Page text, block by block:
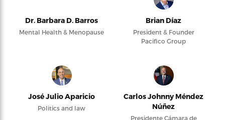
Dr. Barbara D. Barros
Mental Health & Menopause
Brian Díaz
President & Founder
Pacifico Group
José Julio Aparicio
Politics and law
Carlos Johnny Méndez
Núñez
Presidente Cámara de